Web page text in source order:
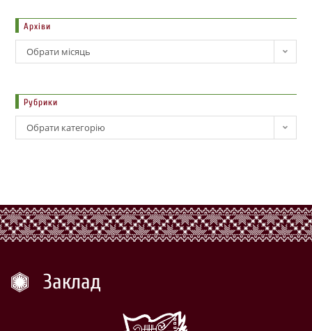
Архіви
Обрати місяць
Рубрики
Обрати категорію
Заклад